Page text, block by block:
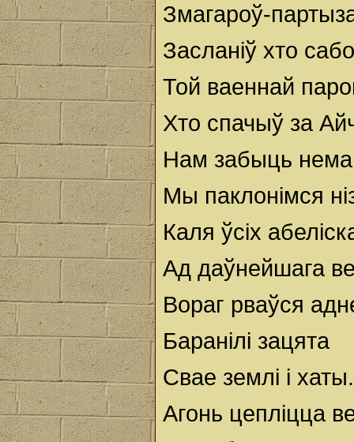
Змагароў-
Засланіў хто
Той ваеннай
Хто спачыў за
Нам забыць
Мы паклонімся
Каля ўсіх
Ад даўнейшага
Вораг рваўся
Баранілі зацята
Свае землі і хаты.
Агонь цепліцца